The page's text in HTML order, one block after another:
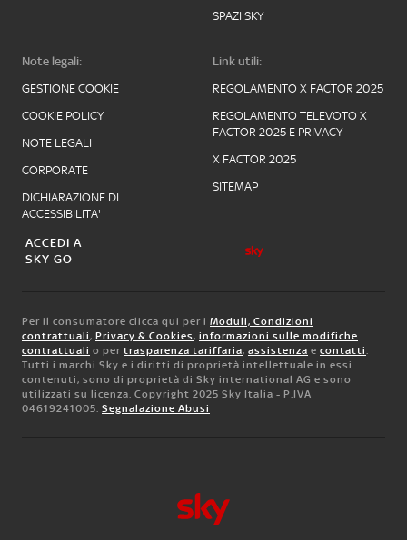
SPAZI SKY
Note legali:
GESTIONE COOKIE
COOKIE POLICY
NOTE LEGALI
CORPORATE
DICHIARAZIONE DI
ACCESSIBILITA'
Link utili:
REGOLAMENTO X FACTOR 2025
REGOLAMENTO TELEVOTO X
FACTOR 2025 E PRIVACY
X FACTOR 2025
SITEMAP
ACCEDI A
SKY GO
Per il consumatore clicca qui per i Moduli, Condizioni
contrattuali, Privacy & Cookies, informazioni sulle modifiche
contrattuali o per trasparenza tariffaria, assistenza e contatti.
Tutti i marchi Sky e i diritti di proprietà intellettuale in essi
contenuti, sono di proprietà di Sky international AG e sono
utilizzati su licenza. Copyright 2025 Sky Italia - P.IVA
04619241005. Segnalazione Abusi